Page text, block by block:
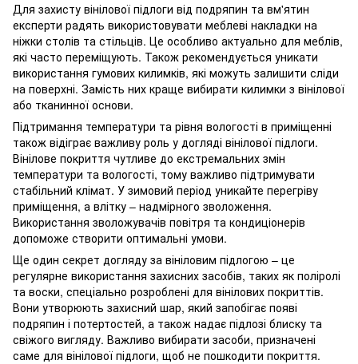
Для захисту вінілової підлоги від подряпин та вм'ятин
експерти радять використовувати меблеві накладки на
ніжки столів та стільців. Це особливо актуально для меблів,
які часто переміщують. Також рекомендується уникати
використання гумових килимків, які можуть залишити сліди
на поверхні. Замість них краще вибирати килимки з вінілової
або тканинної основи.
Підтримання температури та рівня вологості в приміщенні
також відіграє важливу роль у догляді вінілової підлоги.
Вінілове покриття чутливе до екстремальних змін
температури та вологості, тому важливо підтримувати
стабільний клімат. У зимовий період уникайте перегріву
приміщення, а влітку – надмірного зволоження.
Використання зволожувачів повітря та кондиціонерів
допоможе створити оптимальні умови.
Ще один секрет догляду за вініловим підлогою – це
регулярне використання захисних засобів, таких як поліролі
та воски, спеціально розроблені для вінілових покриттів.
Вони утворюють захисний шар, який запобігає появі
подряпин і потертостей, а також надає підлозі блиску та
свіжого вигляду. Важливо вибирати засоби, призначені
саме для вінілової підлоги, щоб не пошкодити покриття.